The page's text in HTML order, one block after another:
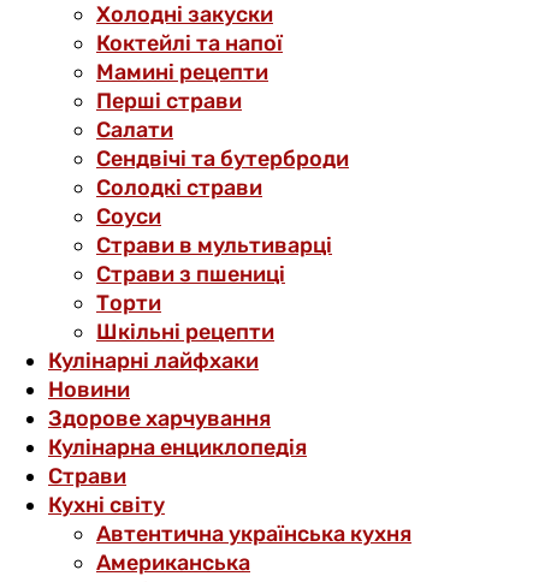
Холодні закуски
Коктейлі та напої
Мамині рецепти
Перші страви
Салати
Сендвічі та бутерброди
Солодкі страви
Соуси
Страви в мультиварці
Страви з пшениці
Торти
Шкільні рецепти
Кулінарні лайфхаки
Новини
Здорове харчування
Кулінарна енциклопедія
Страви
Кухні світу
Автентична українська кухня
Американська